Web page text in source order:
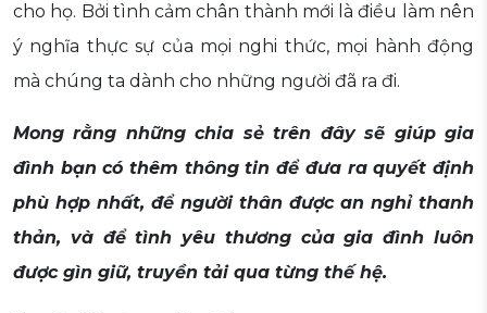
cho họ. Bởi tình cảm chân thành mới là điều làm nên
ý nghĩa thực sự của mọi nghi thức, mọi hành động
mà chúng ta dành cho những người đã ra đi.
Mong rằng những chia sẻ trên đây sẽ giúp gia
đình bạn có thêm thông tin để đưa ra quyết định
phù hợp nhất, để người thân được an nghỉ thanh
thản, và để tình yêu thương của gia đình luôn
được gìn giữ, truyền tải qua từng thế hệ.